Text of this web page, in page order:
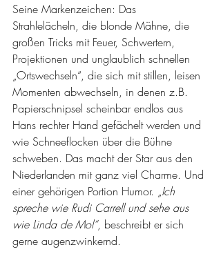
Seine Markenzeichen: Das
Strahlelächeln, die blonde Mähne, die
großen Tricks mit Feuer, Schwertern,
Projektionen und unglaublich schnellen
„Ortswechseln“, die sich mit stillen, leisen
Momenten abwechseln, in denen z.B.
Papierschnipsel scheinbar endlos aus
Hans rechter Hand gefächelt werden und
wie Schneeflocken über die Bühne
schweben. Das macht der Star aus den
Niederlanden mit ganz viel Charme. Und
einer gehörigen Portion Humor. „Ich
spreche wie Rudi Carrell und sehe aus
wie Linda de Mol“, beschreibt er sich
gerne augenzwinkernd.